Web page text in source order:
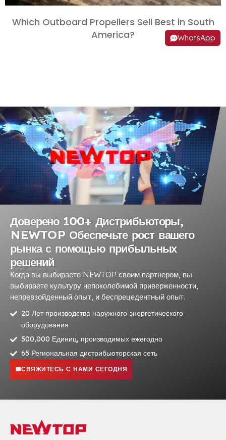
Which Outboard Propellers Sell Best in South
America?
Доверено 100+ Дистрибьюторы,
NEWTOP Обеспечьте рост вашего
рынка с помощью прибыльных
решений
Когда вы выбираете NEWTOP своим партнером, вы
выбираете культуру непоколебимой приверженности,
непревзойденный опыт, и беспрецедентный опыт.
20 Лет производства наружного энергетического
оборудования
500,000 Единиц, производимых ежегодно
65 Региональная дистрибьюторская сеть
СВЯЖИТЕСЬ С НАМИ СЕГОДНЯ
WhatsApp